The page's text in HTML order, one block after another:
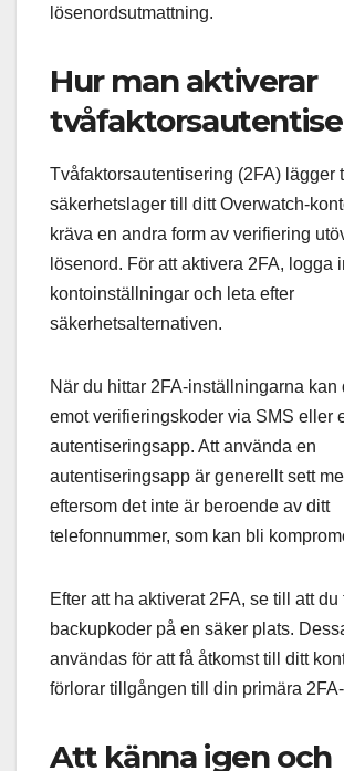
lösenordsutmattning.
Hur man aktiverar
Tvåfaktorsautentisering (2FA) lägger
säkerhetslager till ditt Overwatch-
kräva en andra form av verifiering
lösenord. För att aktivera 2FA, logga
kontoinställningar och leta efter
säkerhetsalternativen.
När du hittar 2FA-inställningarna kan
emot verifieringskoder via SMS eller
autentiseringsapp. Att använda en
autentiseringsapp är generellt sett
eftersom det inte är beroende av ditt
telefonnummer, som kan bli
Efter att ha aktiverat 2FA, se till att
backupkoder på en säker plats.
användas för att få åtkomst till ditt
förlorar tillgången till din primära
Att känna igen och